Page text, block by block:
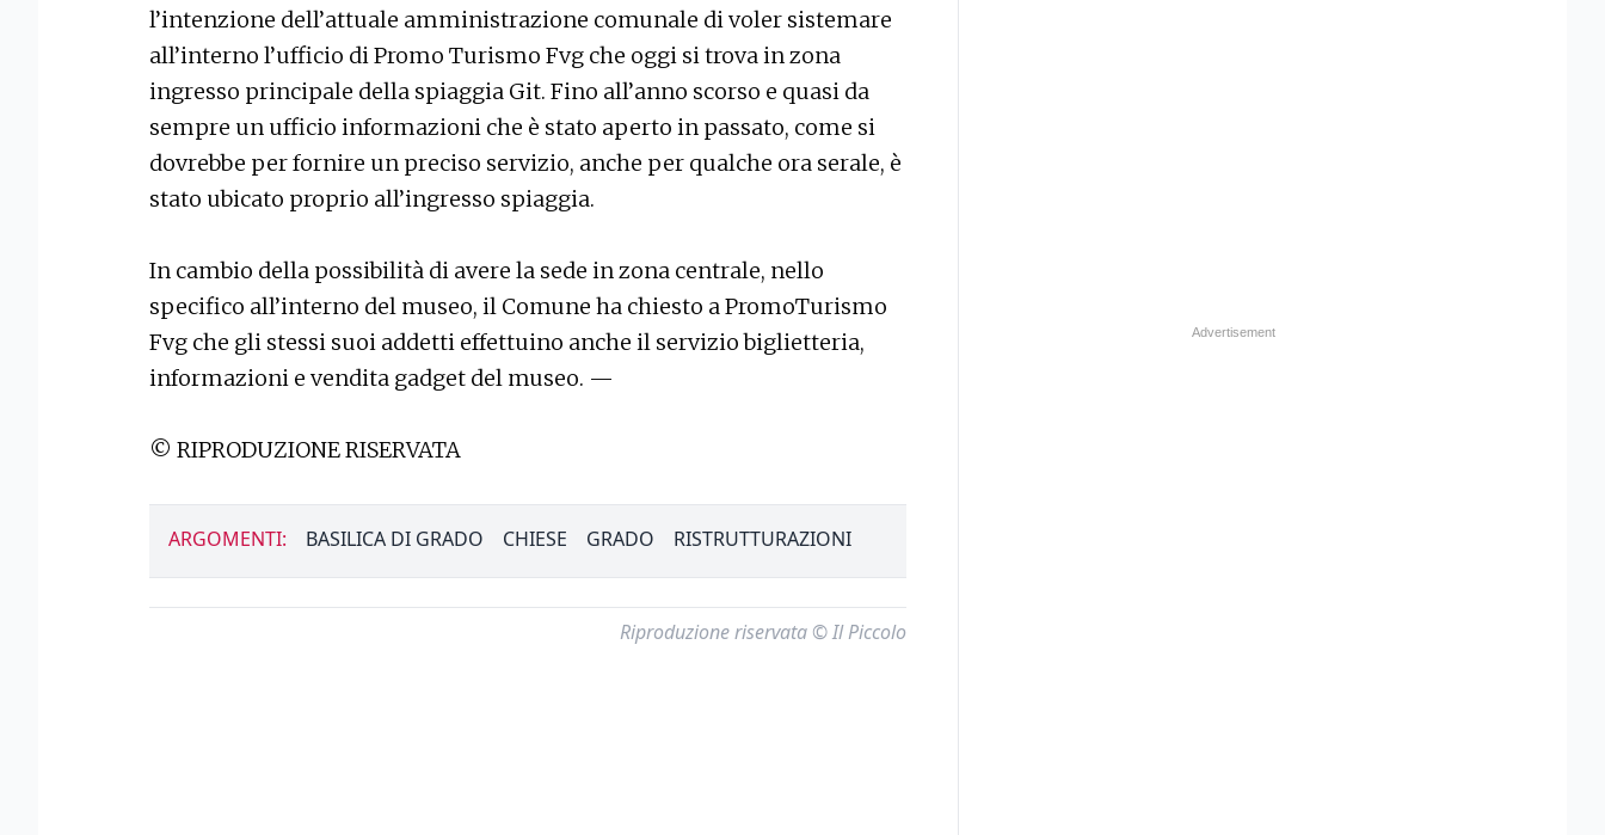
l’intenzione dell’attuale amministrazione comunale di voler sistemare
all’interno l’ufficio di Promo Turismo Fvg che oggi si trova in zona
ingresso principale della spiaggia Git. Fino all’anno scorso e quasi da
sempre un ufficio informazioni che è stato aperto in passato, come si
dovrebbe per fornire un preciso servizio, anche per qualche ora serale, è
stato ubicato proprio all’ingresso spiaggia.
In cambio della possibilità di avere la sede in zona centrale, nello
specifico all’interno del museo, il Comune ha chiesto a PromoTurismo
Fvg che gli stessi suoi addetti effettuino anche il servizio biglietteria,
informazioni e vendita gadget del museo. —
© RIPRODUZIONE RISERVATA
ARGOMENTI: BASILICA DI GRADO CHIESE GRADO RISTRUTTURAZIONI
Riproduzione riservata © Il Piccolo